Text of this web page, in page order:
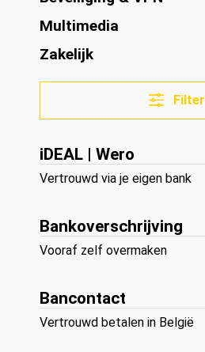
Multimedia
Zakelijk
Filter
iDEAL | Wero
Vertrouwd via je eigen bank
Bankoverschrijving
Vooraf zelf overmaken
Bancontact
Vertrouwd betalen in België